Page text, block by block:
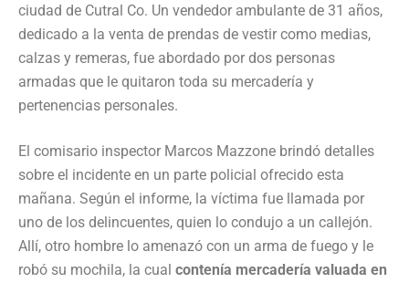
ciudad de Cutral Co. Un vendedor ambulante de 31 años,
dedicado a la venta de prendas de vestir como medias,
calzas y remeras, fue abordado por dos personas
armadas que le quitaron toda su mercadería y
pertenencias personales.
El comisario inspector Marcos Mazzone brindó detalles
sobre el incidente en un parte policial ofrecido esta
mañana. Según el informe, la víctima fue llamada por
uno de los delincuentes, quien lo condujo a un callejón.
Allí, otro hombre lo amenazó con un arma de fuego y le
robó su mochila, la cual contenía mercadería valuada en